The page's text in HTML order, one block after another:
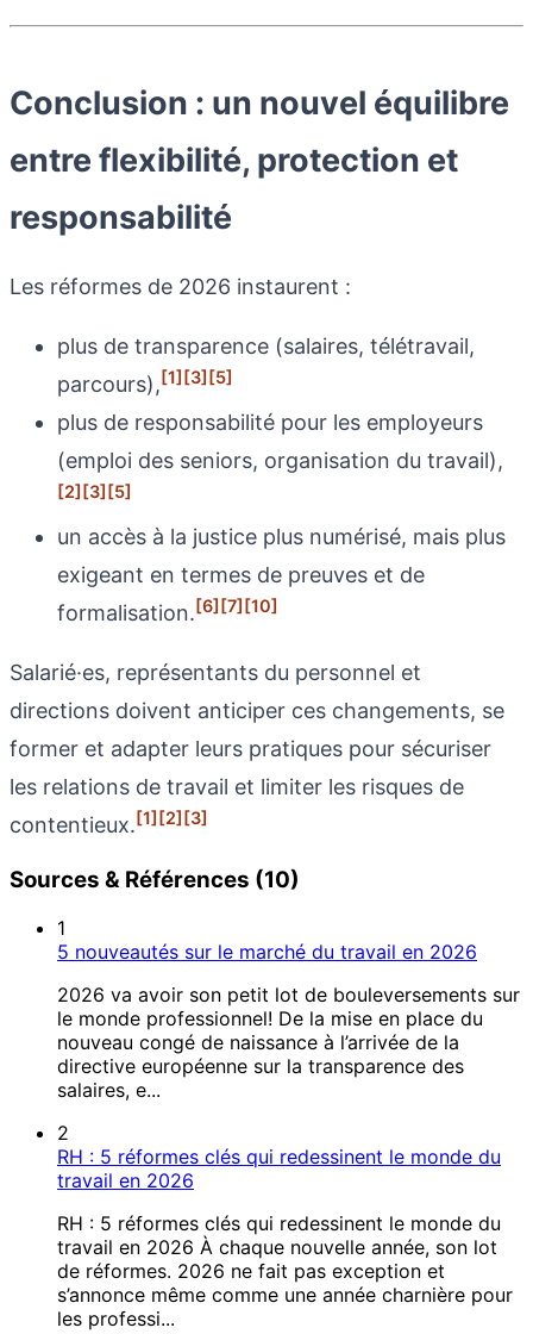
Conclusion : un nouvel équilibre
entre flexibilité, protection et
responsabilité
Les réformes de 2026 instaurent :
plus de transparence (salaires, télétravail,
parcours),[1][3][5]
plus de responsabilité pour les employeurs
(emploi des seniors, organisation du travail),
[2][3][5]
un accès à la justice plus numérisé, mais plus
exigeant en termes de preuves et de
formalisation.[6][7][10]
Salarié·es, représentants du personnel et
directions doivent anticiper ces changements, se
former et adapter leurs pratiques pour sécuriser
les relations de travail et limiter les risques de
contentieux.[1][2][3]
Sources & Références (10)
1
5 nouveautés sur le marché du travail en 2026
2026 va avoir son petit lot de bouleversements sur
le monde professionnel! De la mise en place du
nouveau congé de naissance à l’arrivée de la
directive européenne sur la transparence des
salaires, e...
2
RH : 5 réformes clés qui redessinent le monde du
travail en 2026
RH : 5 réformes clés qui redessinent le monde du
travail en 2026 À chaque nouvelle année, son lot
de réformes. 2026 ne fait pas exception et
s’annonce même comme une année charnière pour
les professi...